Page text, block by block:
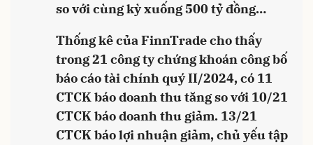
so với cùng kỳ xuống 500 tỷ đồng…
Thống kê của FinnTrade cho thấy
trong 21 công ty chứng khoán công bố
báo cáo tài chính quý II/2024, có 11
CTCK báo doanh thu tăng so với 10/21
CTCK báo doanh thu giảm. 13/21
CTCK báo lợi nhuận giảm, chủ yếu tập